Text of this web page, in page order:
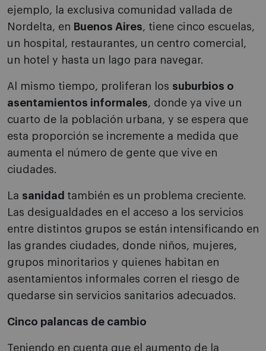
ejemplo, la exclusiva comunidad vallada de
Nordelta, en Buenos Aires, tiene cinco escuelas,
un hospital, restaurantes, un centro comercial,
un hotel y hasta un lago para navegar.
Al mismo tiempo, proliferan los suburbios o
asentamientos informales, donde ya vive un
cuarto de la población urbana, y se espera que
esta proporción se incremente a medida que
aumenta el número de gente que vive en
ciudades.
La sanidad también es un problema creciente.
Las desigualdades en el acceso a los servicios
entre distintos grupos se están intensificando en
las grandes ciudades, donde niños, mujeres,
grupos minoritarios y quienes habitan en
asentamientos informales corren el riesgo de
quedarse sin servicios sanitarios adecuados.
Cinco palancas de cambio
Teniendo en cuenta que el aumento de la